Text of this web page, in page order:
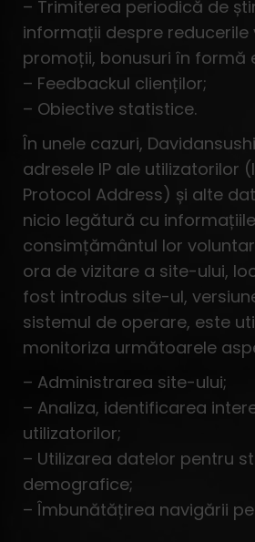
– Trimiterea periodică de
informații despre reducerile
promoții, bonusuri în formă
– Feedbackul clienților;
– Obiective statistice.
În unele cazuri,
adresele IP ale utilizatorilor
Protocol Address) și alte
nicio legătură cu
consimțământul lor
ora de vizitare a site-ului,
fost introdus site-ul,
sistemul de operare, este
monitoriza următoarele
– Administrarea site-ului;
– Analiza, identificarea
utilizatorilor;
– Utilizarea datelor pentru
demografice;
– Îmbunătățirea navigării